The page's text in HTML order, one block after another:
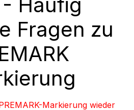
Fragen zu
Markierung wieder